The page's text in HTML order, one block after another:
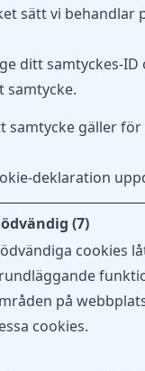
sätt vi behandlar
ditt samtyckes-
samtycke.
samtycke gäller
deklaration
(7)
cookies
på
cookies.